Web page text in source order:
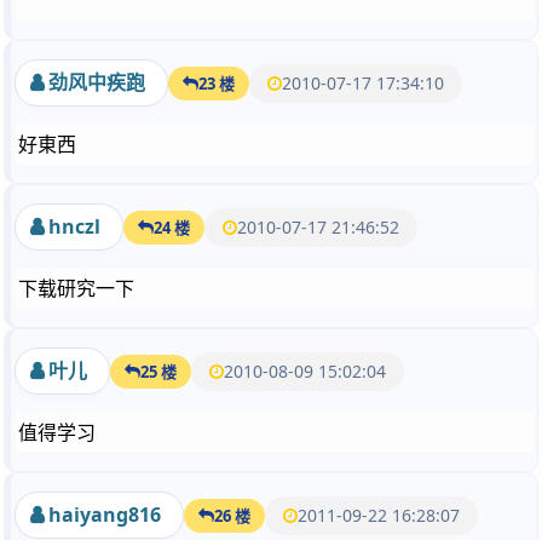
劲风中疾跑 23 楼 2010-07-17 17:34:10
好東西
hnczl 24 楼 2010-07-17 21:46:52
下载研究一下
叶儿 25 楼 2010-08-09 15:02:04
值得学习
haiyang816 26 楼 2011-09-22 16:28:07